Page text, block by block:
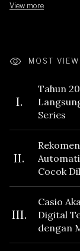
View more
MOST
I.
Tahun
Series
II.
Cocok
III.
Casio
Digital
dengan
Fitur